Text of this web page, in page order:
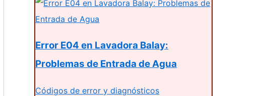
Error E04 en Lavadora Balay:
Problemas de Entrada de Agua
Códigos de error y diagnósticos